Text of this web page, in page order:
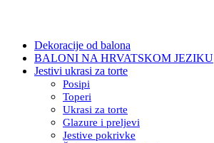
Dekoracije od balona
BALONI NA HRVATSKOM JEZIKU
Jestivi ukrasi za torte
Posipi
Toperi
Ukrasi za torte
Glazure i preljevi
Jestive pokrivke